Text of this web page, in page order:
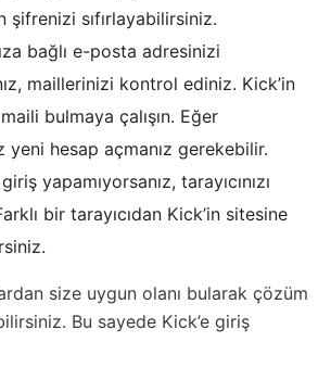
şifrenizi sıfırlayabilirsiniz.
bağlı e-posta adresinizi
maillerinizi kontrol ediniz. Kick’in
bulmaya çalışın. Eğer
yeni hesap açmanız gerekebilir.
yapamıyorsanız, tarayıcınızı
bir tarayıcıdan Kick’in sitesine
size uygun olanı bularak çözüm
Bu sayede Kick’e giriş